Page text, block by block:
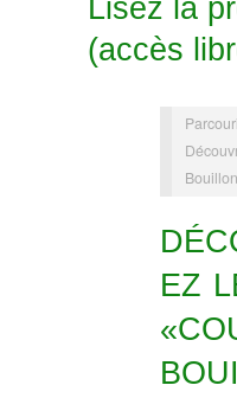
Lisez la
(accès
EZ